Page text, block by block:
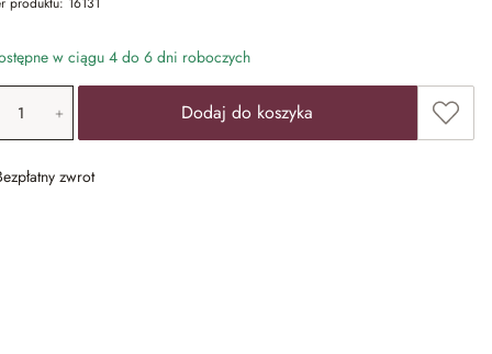
w ciągu 4 do 6 dni roboczych
produktu: Wprowadź żądaną wartość
Dodaj do koszyka
zwrot